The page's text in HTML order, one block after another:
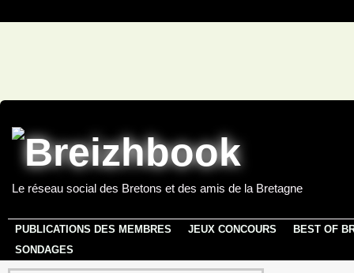
Le réseau social des Bretons et des amis de la Bretagne
PUBLICATIONS DES MEMBRES JEUX CONCOURS
BEST OF
SONDAGES